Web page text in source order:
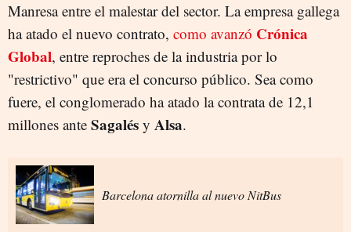
Manresa entre el malestar del sector. La empresa gallega
ha atado el nuevo contrato, como avanzó Crónica
Global, entre reproches de la industria por lo
"restrictivo" que era el concurso público. Sea como
fuere, el conglomerado ha atado la contrata de 12,1
millones ante Sagalés y Alsa.
Barcelona atornilla al nuevo NitBus